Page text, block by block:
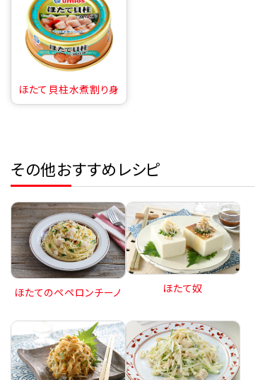
ほたて貝柱水煮割り身
その他おすすめレシピ
ほたてのペペロンチーノ ほたて奴